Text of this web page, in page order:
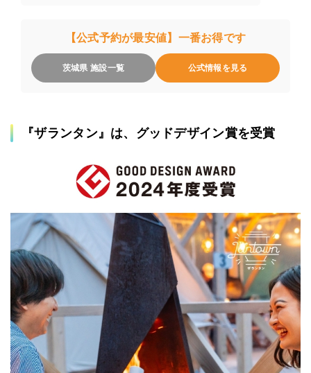
【公式予約が最安値】一番お得です
茨城県 施設一覧 公式情報を見る
『ザランタン』は、グッドデザイン賞を受賞